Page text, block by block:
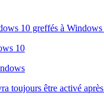
10 greffés à Windows
10
toujours être activé